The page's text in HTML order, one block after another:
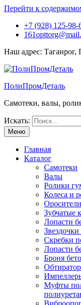
Перейти к
+7 (928) 125-98-
Наш адрес: Таганрог,
ПолиПромДеталь
Самотеки, валы,
Искать:
Меню
Главная
Каталог
Самотеки
Валы
Ролики
Колеса и
Оросители
Зубчатые
Лопасти
Скребки
Лопасти
Броня
Муфты